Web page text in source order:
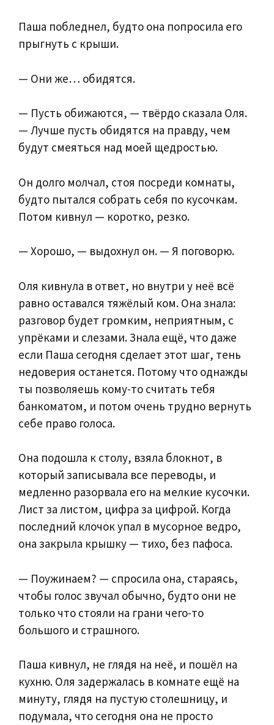
Паша побледнел, будто она попросила его
прыгнуть с крыши.
— Они же… обидятся.
— Пусть обижаются, — твёрдо сказала Оля.
— Лучше пусть обидятся на правду, чем
будут смеяться над моей щедростью.
Он долго молчал, стоя посреди комнаты,
будто пытался собрать себя по кусочкам.
Потом кивнул — коротко, резко.
— Хорошо, — выдохнул он. — Я поговорю.
Оля кивнула в ответ, но внутри у неё всё
равно оставался тяжёлый ком. Она знала:
разговор будет громким, неприятным, с
упрёками и слезами. Знала ещё, что даже
если Паша сегодня сделает этот шаг, тень
недоверия останется. Потому что однажды
ты позволяешь кому-то считать тебя
банкоматом, и потом очень трудно вернуть
себе право голоса.
Она подошла к столу, взяла блокнот, в
который записывала все переводы, и
медленно разорвала его на мелкие кусочки.
Лист за листом, цифра за цифрой. Когда
последний клочок упал в мусорное ведро,
она закрыла крышку — тихо, без пафоса.
— Поужинаем? — спросила она, стараясь,
чтобы голос звучал обычно, будто они не
только что стояли на грани чего-то
большого и страшного.
Паша кивнул, не глядя на неё, и пошёл на
кухню. Оля задержалась в комнате ещё на
минуту, глядя на пустую столешницу, и
подумала, что сегодня она не просто